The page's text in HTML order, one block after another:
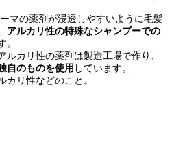
マの薬剤が浸透しやすいように毛髪
アルカリ性の特殊なシャンプーでの
。
ルカリ性の薬剤は製造工場で作り、
自のものを使用 しています。
リ性などのこと。